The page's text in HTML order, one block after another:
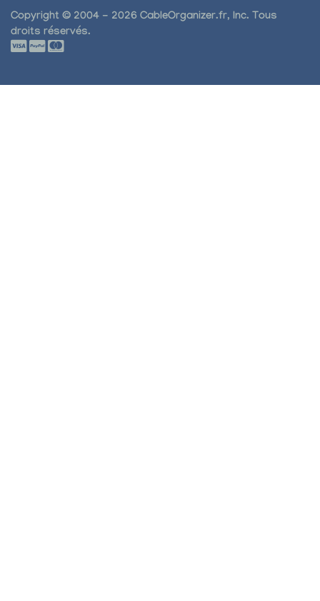
Copyright © 2004 - 2026 CableOrganizer.fr, Inc. Tous
droits réservés.